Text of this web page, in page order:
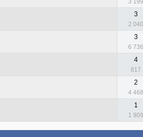
3 199
3
2 040
3
6 736
4
817
2
4 468
1
1 909